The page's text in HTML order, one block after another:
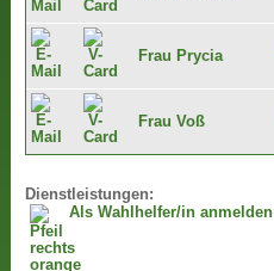
Frau Prycia
Frau Voß
Dienstleistungen:
Als Wahlhelfer/in anmelden